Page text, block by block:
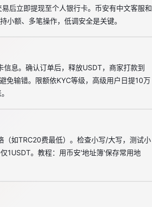
后立即提现至个人银行卡。币安有中文客服和
额、多笔操作，低调安全是关键。
息。确认订单后，释放USDT，商家打款到
免输错。限额依KYC等级，高级用户日提10万
如TRC20费最低）。检查小写/大写，测试小
1USDT。教程：用币安'地址簿'保存常用地